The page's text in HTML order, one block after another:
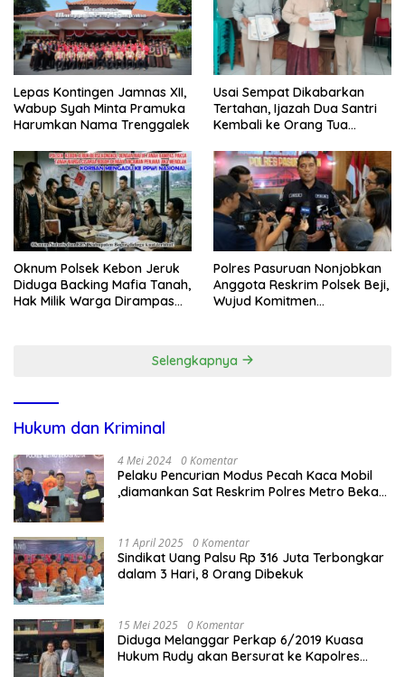
Lepas Kontingen Jamnas XII,
Wabup Syah Minta Pramuka
Harumkan Nama Trenggalek
Usai Sempat Dikabarkan
Tertahan, Ijazah Dua Santri
Kembali ke Orang Tua
Oknum Polsek Kebon Jeruk
Diduga Backing Mafia Tanah,
Hak Milik Warga Dirampas
Polres Pasuruan Nonjobkan
Anggota Reskrim Polsek Beji,
Wujud Komitmen
Selengkapnya
Hukum dan Kriminal
4 Mei 2024 0 Komentar
Pelaku Pencurian Modus Pecah Kaca Mobil
,diamankan Sat Reskrim Polres Metro Bekasi
11 April 2025 0 Komentar
Sindikat Uang Palsu Rp 316 Juta Terbongkar
dalam 3 Hari, 8 Orang Dibekuk
15 Mei 2025 0 Komentar
Diduga Melanggar Perkap 6/2019 Kuasa
Hukum Rudy akan Bersurat ke Kapolres